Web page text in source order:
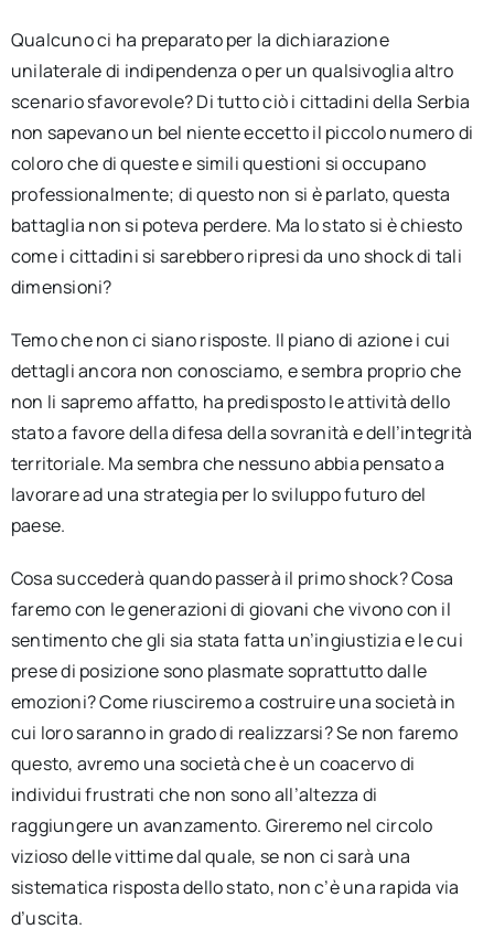
Qualcuno ci ha preparato per la dichiarazione
unilaterale di indipendenza o per un qualsivoglia altro
scenario sfavorevole? Di tutto ciò i cittadini della Serbia
non sapevano un bel niente eccetto il piccolo numero di
coloro che di queste e simili questioni si occupano
professionalmente; di questo non si è parlato, questa
battaglia non si poteva perdere. Ma lo stato si è chiesto
come i cittadini si sarebbero ripresi da uno shock di tali
dimensioni?
Temo che non ci siano risposte. Il piano di azione i cui
dettagli ancora non conosciamo, e sembra proprio che
non li sapremo affatto, ha predisposto le attività dello
stato a favore della difesa della sovranità e dell’integrità
territoriale. Ma sembra che nessuno abbia pensato a
lavorare ad una strategia per lo sviluppo futuro del
paese.
Cosa succederà quando passerà il primo shock? Cosa
faremo con le generazioni di giovani che vivono con il
sentimento che gli sia stata fatta un’ingiustizia e le cui
prese di posizione sono plasmate soprattutto dalle
emozioni? Come riusciremo a costruire una società in
cui loro saranno in grado di realizzarsi? Se non faremo
questo, avremo una società che è un coacervo di
individui frustrati che non sono all’altezza di
raggiungere un avanzamento. Gireremo nel circolo
vizioso delle vittime dal quale, se non ci sarà una
sistematica risposta dello stato, non c’è una rapida via
d’uscita.